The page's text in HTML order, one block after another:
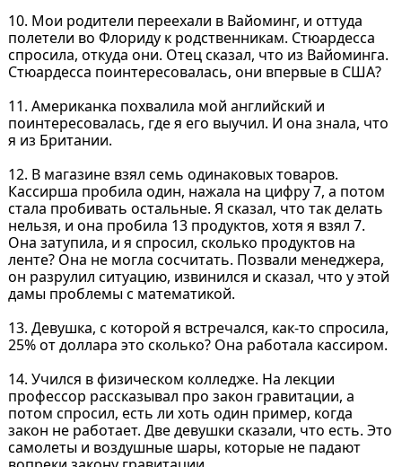
10. Мои родители переехали в Вайоминг, и оттуда
полетели во Флориду к родственникам. Стюардесса
спросила, откуда они. Отец сказал, что из Вайоминга.
Стюардесса поинтересовалась, они впервые в США?
11. Американка похвалила мой английский и
поинтересовалась, где я его выучил. И она знала, что
я из Британии.
12. В магазине взял семь одинаковых товаров.
Кассирша пробила один, нажала на цифру 7, а потом
стала пробивать остальные. Я сказал, что так делать
нельзя, и она пробила 13 продуктов, хотя я взял 7.
Она затупила, и я спросил, сколько продуктов на
ленте? Она не могла сосчитать. Позвали менеджера,
он разрулил ситуацию, извинился и сказал, что у этой
дамы проблемы с математикой.
13. Девушка, с которой я встречался, как-то спросила,
25% от доллара это сколько? Она работала кассиром.
14. Учился в физическом колледже. На лекции
профессор рассказывал про закон гравитации, а
потом спросил, есть ли хоть один пример, когда
закон не работает. Две девушки сказали, что есть. Это
самолеты и воздушные шары, которые не падают